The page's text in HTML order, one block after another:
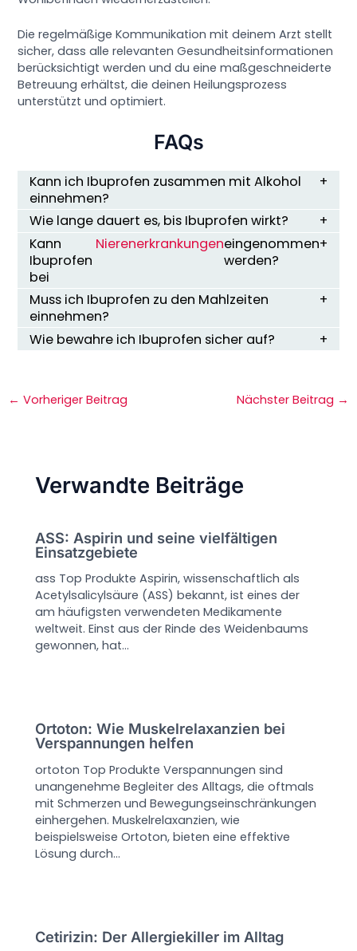
Die regelmäßige Kommunikation mit deinem Arzt stellt
sicher, dass alle relevanten Gesundheitsinformationen
berücksichtigt werden und du eine maßgeschneiderte
Betreuung erhältst, die deinen Heilungsprozess
unterstützt und optimiert.
FAQs
Kann ich Ibuprofen zusammen mit Alkohol
einnehmen?
Wie lange dauert es, bis Ibuprofen wirkt?
Kann
Ibuprofen
bei
Nierenerkrankungeneingenommen
werden?
Muss ich Ibuprofen zu den Mahlzeiten
einnehmen?
Wie bewahre ich Ibuprofen sicher auf?
← Vorheriger Beitrag Nächster Beitrag →
Verwandte Beiträge
ASS: Aspirin und seine vielfältigen
Einsatzgebiete
ass Top Produkte Aspirin, wissenschaftlich als
Acetylsalicylsäure (ASS) bekannt, ist eines der
am häufigsten verwendeten Medikamente
weltweit. Einst aus der Rinde des Weidenbaums
gewonnen, hat…
Ortoton: Wie Muskelrelaxanzien bei
Verspannungen helfen
ortoton Top Produkte Verspannungen sind
unangenehme Begleiter des Alltags, die oftmals
mit Schmerzen und Bewegungseinschränkungen
einhergehen. Muskelrelaxanzien, wie
beispielsweise Ortoton, bieten eine effektive
Lösung durch…
Cetirizin: Der Allergiekiller im Alltag